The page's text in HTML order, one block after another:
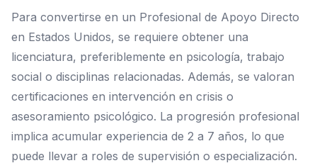
Para convertirse en un Profesional de Apoyo Directo
en Estados Unidos, se requiere obtener una
licenciatura, preferiblemente en psicología, trabajo
social o disciplinas relacionadas. Además, se valoran
certificaciones en intervención en crisis o
asesoramiento psicológico. La progresión profesional
implica acumular experiencia de 2 a 7 años, lo que
puede llevar a roles de supervisión o especialización.